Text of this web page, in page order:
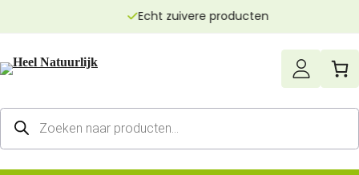
inhoud
Echt zuivere producten
Producten
zoeken